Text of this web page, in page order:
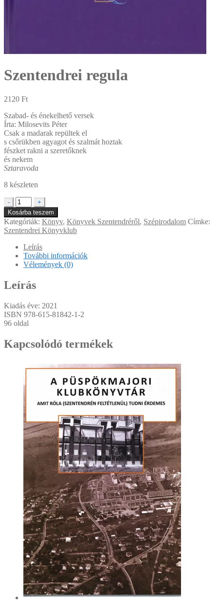
Szentendrei regula
2120 Ft
Szabad- és énekelhető versek
Írta: Milosevits Péter
Csak a madarak repültek el
s csőrükben agyagot és szalmát hoztak
fészket rakni a szeretőknek
és nekem
Sztaravoda
8 készleten
-
Szentendrei
regula
mennyiség
+
Kosárba teszem
Kategóriák: Könyv, Könyvek Szentendréről, Szépirodalom Címke:
Szentendrei Könyvklub
Leírás
További információk
Vélemények (0)
Leírás
Kiadás éve: 2021
ISBN 978-615-81842-1-2
96 oldal
Kapcsolódó termékek